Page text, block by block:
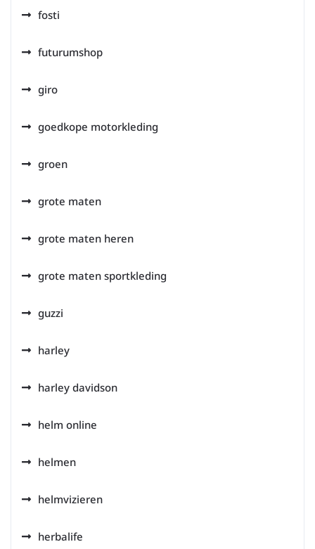
fosti
futurumshop
giro
goedkope motorkleding
groen
grote maten
grote maten heren
grote maten sportkleding
guzzi
harley
harley davidson
helm online
helmen
helmvizieren
herbalife